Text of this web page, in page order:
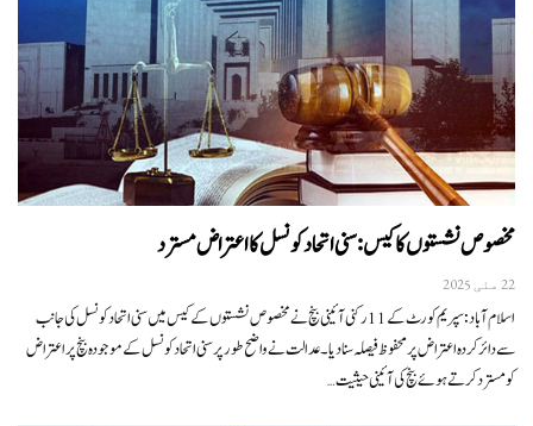
مخصوص نشستوں کا کیس: سنی اتحاد کونسل کا اعتراض مسترد
22 مئی 2025
اسلام آباد: سپریم کورٹ کے 11 رکنی آئینی بنچ نے مخصوص نشستوں کے کیس میں سنی اتحاد کونسل کی جانب
سے دائر کردہ اعتراض پر محفوظ فیصلہ سنا دیا۔عدالت نے واضح طور پر سنی اتحاد کونسل کے موجودہ بنچ پر اعتراض
کو مسترد کرتے ہوئے بنچ کی آئینی حیثیت…